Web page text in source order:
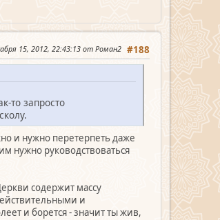
#188
15, 2012, 22:43:13 от Роман2
то запросто
и нужно перетерпеть даже
нужно руководствоваться
содержит массу
и
и борется - значит ты жив,